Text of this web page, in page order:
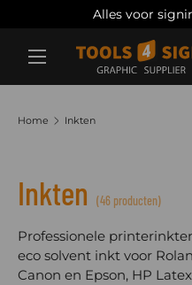
Alles voor
Zoeken
Home Inkten
Inkten (46 producten)
Professionele
eco solvent inkt voor
Canon en Epson, HP